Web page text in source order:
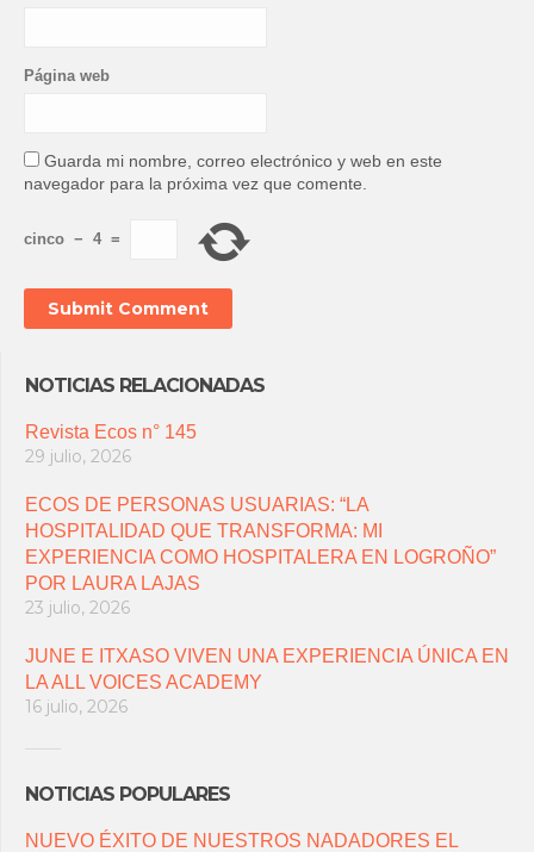
Página web
Guarda mi nombre, correo electrónico y web en este
navegador para la próxima vez que comente.
cinco − 4 =
NOTICIAS RELACIONADAS
Revista Ecos n° 145
29 julio, 2026
ECOS DE PERSONAS USUARIAS: “LA
HOSPITALIDAD QUE TRANSFORMA: MI
EXPERIENCIA COMO HOSPITALERA EN LOGROÑO”
POR LAURA LAJAS
23 julio, 2026
JUNE E ITXASO VIVEN UNA EXPERIENCIA ÚNICA EN
LA ALL VOICES ACADEMY
16 julio, 2026
NOTICIAS POPULARES
NUEVO ÉXITO DE NUESTROS NADADORES EL